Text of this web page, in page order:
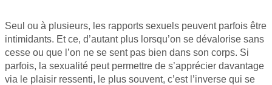
Seul ou à plusieurs, les rapports sexuels peuvent parfois être
intimidants. Et ce, d’autant plus lorsqu’on se dévalorise sans
cesse ou que l’on ne se sent pas bien dans son corps. Si
parfois, la sexualité peut permettre de s’apprécier davantage
via le plaisir ressenti, le plus souvent, c’est l’inverse qui se